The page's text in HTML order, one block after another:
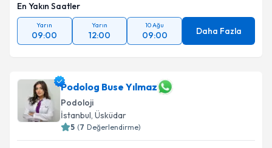
En Yakın Saatler
Yarın
09:00
Yarın
12:00
10 Ağu
09:00 Daha Fazla
Podolog Buse Yılmaz
Podoloji
İstanbul, Üsküdar
5 (7 Değerlendirme)